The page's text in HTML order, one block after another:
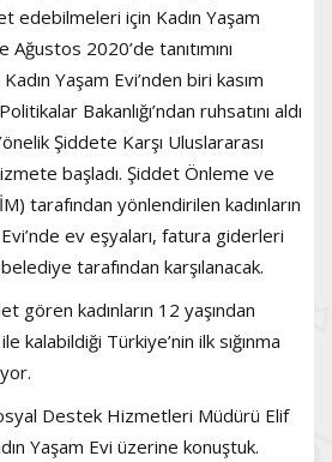
edebilmeleri için Kadın Yaşam
2020’de tanıtımını
Yaşam Evi’nden biri kasım
Bakanlığı’ndan ruhsatını aldı
Şiddete Karşı Uluslararası
başladı. Şiddet Önleme ve
tarafından yönlendirilen kadınların
Evi’nde ev eşyaları, fatura giderleri
tarafından karşılanacak.
gören kadınların 12 yaşından
kalabildiği Türkiye’nin ilk sığınma
Destek Hizmetleri Müdürü Elif
Yaşam Evi üzerine konuştuk.